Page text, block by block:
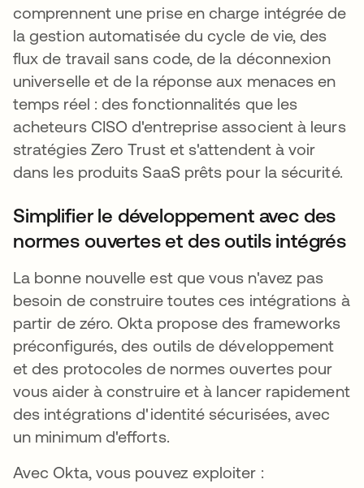
comprennent une prise en charge intégrée de
la gestion automatisée du cycle de vie, des
flux de travail sans code, de la déconnexion
universelle et de la réponse aux menaces en
temps réel : des fonctionnalités que les
acheteurs CISO d'entreprise associent à leurs
stratégies Zero Trust et s'attendent à voir
dans les produits SaaS prêts pour la sécurité.
Simplifier le développement avec des
normes ouvertes et des outils intégrés
La bonne nouvelle est que vous n'avez pas
besoin de construire toutes ces intégrations à
partir de zéro. Okta propose des frameworks
préconfigurés, des outils de développement
et des protocoles de normes ouvertes pour
vous aider à construire et à lancer rapidement
des intégrations d'identité sécurisées, avec
un minimum d'efforts.
Avec Okta, vous pouvez exploiter :